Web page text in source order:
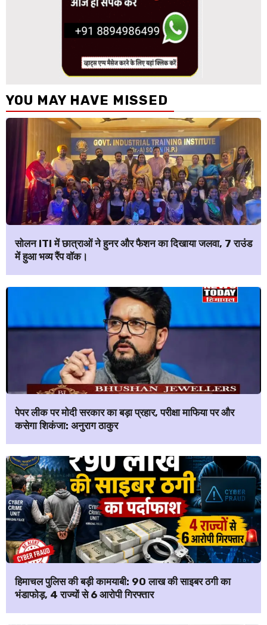
YOU MAY HAVE MISSED
सोलन ITI में छात्राओं ने हुनर और फैशन का दिखाया जलवा, 7 राउंड
में हुआ भव्य रैंप वॉक।
पेपर लीक पर मोदी सरकार का बड़ा प्रहार, परीक्षा माफिया पर और
कसेगा शिकंजा: अनुराग ठाकुर
हिमाचल पुलिस की बड़ी कामयाबी: ₹90 लाख की साइबर ठगी का
भंडाफोड़, 4 राज्यों से 6 आरोपी गिरफ्तार